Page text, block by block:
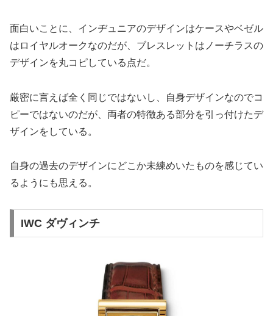
面白いことに、インヂュニアのデザインはケースやベゼル
はロイヤルオークなのだが、ブレスレットはノーチラスの
デザインを丸コピしている点だ。
厳密に言えば全く同じではないし、自身デザインなのでコ
ピーではないのだが、両者の特徴ある部分を引っ付けたデ
ザインをしている。
自身の過去のデザインにどこか未練めいたものを感じてい
るようにも思える。
IWC ダヴィンチ